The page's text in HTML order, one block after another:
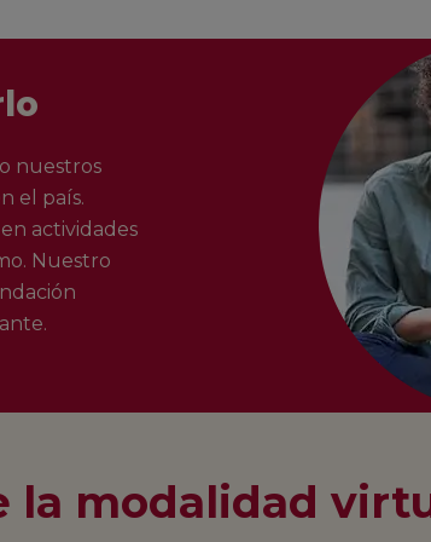
nuestros
el país.
actividades
Nuestro
la modalidad